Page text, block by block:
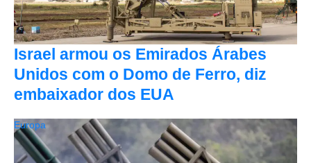
Israel armou os Emirados Árabes
Unidos com o Domo de Ferro, diz
embaixador dos EUA
Europa